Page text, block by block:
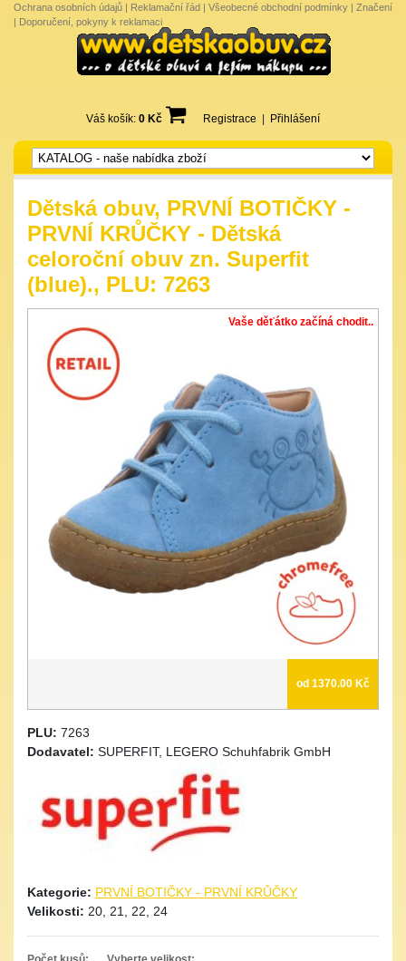
Ochrana osobních údajů | Reklamační řád | Všeobecné obchodní podmínky | Značení
| Doporučení, pokyny k reklamaci
Váš košík: 0 Kč Registrace Přihlášení
Dětská obuv, PRVNÍ BOTIČKY -
PRVNÍ KRŮČKY - Dětská
celoroční obuv zn. Superfit
(blue)., PLU: 7263
Vaše děťátko začíná chodit..
od 1370.00 Kč
PLU: 7263
Dodavatel: SUPERFIT, LEGERO Schuhfabrik GmbH
Kategorie: PRVNÍ BOTIČKY - PRVNÍ KRŮČKY
Velikosti: 20, 21, 22, 24